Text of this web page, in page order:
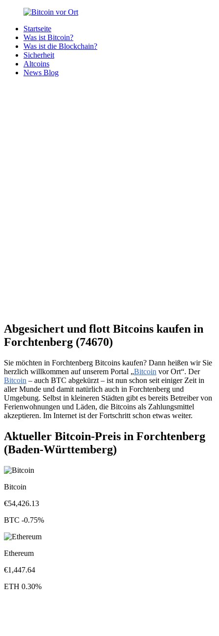
Zurück
Inhalt
Bitcoin
Bitcoins
deiner
Region
Startseite
Was ist Bitcoin?
Was ist die Blockchain?
Sicherheit
Altcoins
News Blog
Abgesichert und flott Bitcoins kaufen in
Forchtenberg (74670)
Sie möchten in Forchtenberg Bitcoins kaufen? Dann heißen wir Sie
herzlich willkommen auf unserem Portal „Bitcoin vor Ort“. Der
Bitcoin – auch BTC abgekürzt – ist nun schon seit einiger Zeit in
aller Munde und damit natürlich auch in Forchtenberg und
Umgebung. Selbst in kleineren Städten gibt es bereits Betreiber von
Ferienwohnungen und Läden, die Bitcoins als Zahlungsmittel
akzeptieren. Im Internet ist der Fortschritt schon etwas weiter.
Aktueller Bitcoin-Preis in Forchtenberg
(Baden-Württemberg)
Bitcoin
€54,426.13
BTC -0.75%
Ethereum
€1,447.64
ETH 0.30%